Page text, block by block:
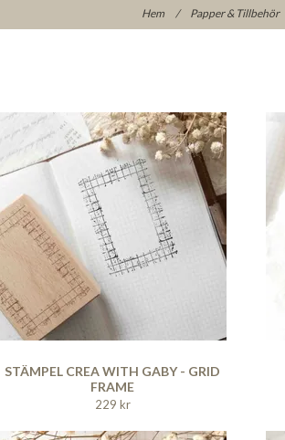
Hem / Papper & Tillbehör
STÄMPEL CREA WITH GABY - GRID
FRAME
229 kr